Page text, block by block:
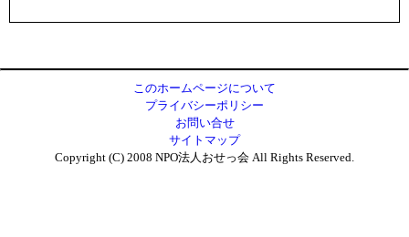
このホームページについて
プライバシーポリシー
お問い合せ
サイトマップ
Copyright (C) 2008 NPO法人おせっ会 All Rights Reserved.